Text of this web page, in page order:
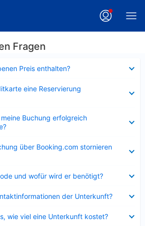
Fragen
Preis enthalten?
eine Reservierung
Buchung erfolgreich
über Booking.com stornieren
und wofür wird er benötigt?
der Unterkunft?
wie viel eine Unterkunft kostet?